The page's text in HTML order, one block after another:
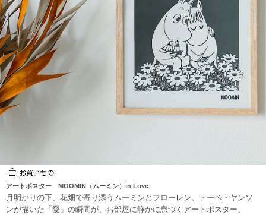
アートポスター MOOMIN（ムーミン）in Love
月明かりの下、花畑で寄り添うムーミンとフローレン。トーベ・ヤンソ
ンが描いた「愛」の瞬間が、お部屋に静かに息づくアートポスター、